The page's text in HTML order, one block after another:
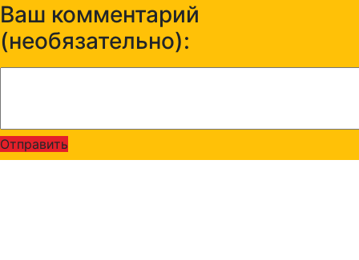
Ваш комментарий
(необязательно):
Отправить